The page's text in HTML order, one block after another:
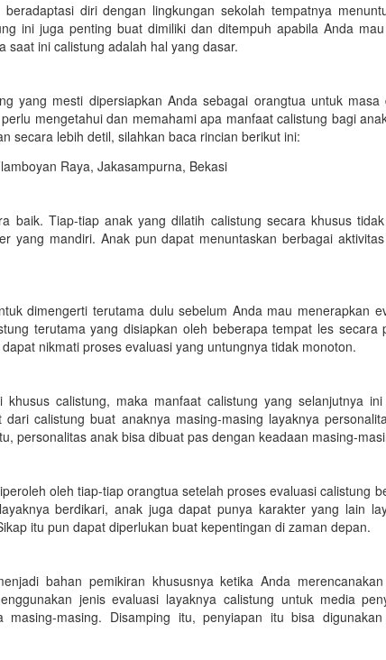
diri dengan lingkungan sekolah tempatnya
ini juga penting buat dimiliki dan ditempuh apabila Anda
saat ini calistung adalah hal yang dasar.
yang mesti dipersiapkan Anda sebagai orangtua untuk masa
mengetahui dan memahami apa manfaat calistung bagi
secara lebih detil, silahkan baca rincian berikut ini:
baik. Tiap-tiap anak yang dilatih calistung secara khusus
yang mandiri. Anak pun dapat menuntaskan berbagai
dimengerti terutama dulu sebelum Anda mau menerapkan
terutama yang disiapkan oleh beberapa tempat les secara
nikmati proses evaluasi yang untungnya tidak monoton.
calistung, maka manfaat calistung yang selanjutnya
calistung buat anaknya masing-masing layaknya
personalitas anak bisa dibuat pas dengan keadaan masing-
oleh tiap-tiap orangtua setelah proses evaluasi calistung
berdikari, anak juga dapat punya karakter yang lain
itu pun dapat diperlukan buat kepentingan di zaman depan.
bahan pemikiran khususnya ketika Anda
jenis evaluasi layaknya calistung untuk media
masing. Disamping itu, penyiapan itu bisa